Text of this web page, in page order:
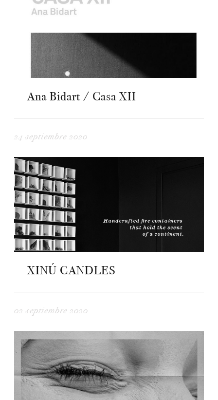
Ana Bidart / Casa XII
24 septiembre 2020
XINÚ CANDLES
02 septiembre 2020